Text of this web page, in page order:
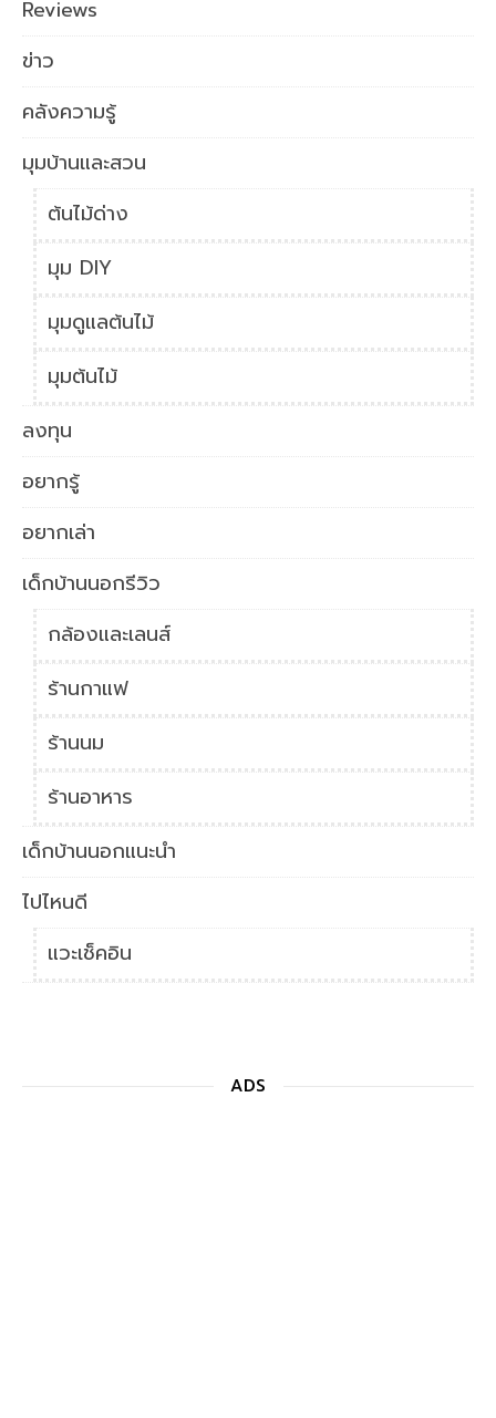
Reviews
ข่าว
คลังความรู้
มุมบ้านและสวน
ต้นไม้ด่าง
มุม DIY
มุมดูแลต้นไม้
มุมต้นไม้
ลงทุน
อยากรู้
อยากเล่า
เด็กบ้านนอกรีวิว
กล้องและเลนส์
ร้านกาแฟ
ร้านนม
ร้านอาหาร
เด็กบ้านนอกแนะนำ
ไปไหนดี
แวะเช็คอิน
ADS